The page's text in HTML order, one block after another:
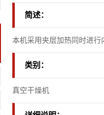
简述：
本机采用夹层加热同时进
类别：
真空干燥机